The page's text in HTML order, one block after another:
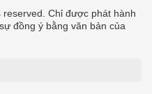
Chỉ được phát hành
đồng ý bằng văn bản của